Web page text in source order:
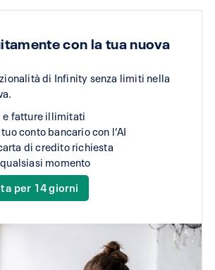
con la tua nuova
di Infinity senza limiti nella
e fatture illimitati
conto bancario con l’AI
di credito richiesta
momento
per 14 giorni